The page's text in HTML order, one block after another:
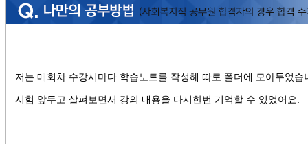
저는 매회차 수강시마다 학습노트를 작성해 따로 폴더에 모아두었습
시험 앞두고 살펴보면서 강의 내용을 다시한번 기억할 수 있었어요.